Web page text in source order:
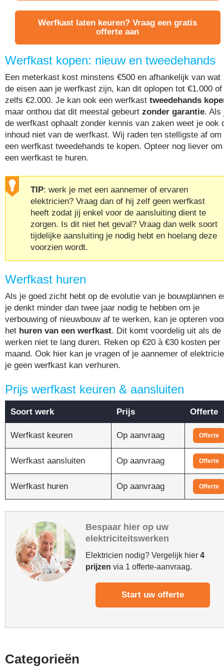
Werfkast laten keuren? Vraag een gratis
offerte aan
Werfkast kopen: nieuw en tweedehands
Een meterkast kost minstens €500 en afhankelijk van wat
de eisen aan je werfkast zijn, kan dit oplopen tot €1.000 of
zelfs €2.000. Je kan ook een werfkast tweedehands
maar onthou dat dit meestal gebeurt zonder garantie. Als
de werfkast ophaalt zonder kennis van zaken weet je ook
inhoud niet van de werfkast. Wij raden ten stelligste af om
een werfkast tweedehands te kopen. Opteer nog liever om
een werfkast te huren.
TIP: werk je met een aannemer of ervaren
elektricien? Vraag dan of hij zelf geen werfkast
heeft zodat jij enkel voor de aansluiting dient te
zorgen. Is dit niet het geval? Vraag dan welk soort
tijdelijke aansluiting je nodig hebt en hoelang deze
voorzien wordt.
Werfkast huren
Als je goed zicht hebt op de evolutie van je bouwplannen
je denkt minder dan twee jaar nodig te hebben om je
verbouwing of nieuwbouw af te werken, kan je opteren
het huren van een werfkast. Dit komt voordelig uit als de
werken niet te lang duren. Reken op €20 à €30 kosten per
maand. Ook hier kan je vragen of je aannemer of
je geen werfkast kan verhuren.
Prijs werfkast keuren & aansluiten
Soort werk Prijs Offerte
Werfkast keuren Op aanvraag Offerte
Werfkast aansluiten Op aanvraag Offerte
Werfkast huren Op aanvraag Offerte
Bespaar hier op uw
elektriciteitswerken
Elektricien nodig? Vergelijk hier 4
prijzen via 1 offerte-aanvraag.
Start uw offerte
Categorieën